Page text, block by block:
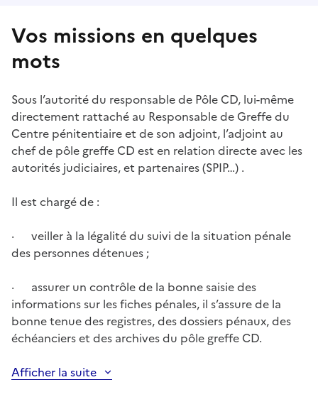
Vos missions en quelques
mots
Sous l’autorité du responsable de Pôle CD, lui-même
directement rattaché au Responsable de Greffe du
Centre pénitentiaire et de son adjoint, l’adjoint au
chef de pôle greffe CD est en relation directe avec les
autorités judiciaires, et partenaires (SPIP…) .
Il est chargé de :
· veiller à la légalité du suivi de la situation pénale
des personnes détenues ;
· assurer un contrôle de la bonne saisie des
informations sur les fiches pénales, il s’assure de la
bonne tenue des registres, des dossiers pénaux, des
échéanciers et des archives du pôle greffe CD.
Afficher la suite